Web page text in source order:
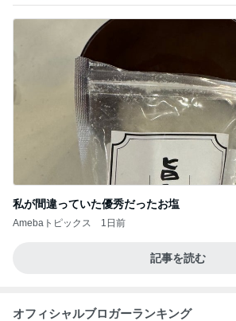
私が間違っていた優秀だったお塩
Amebaトピックス 1日前
記事を読む
オフィシャルブロガーランキング